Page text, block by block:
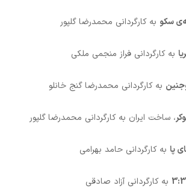
سکو به کارگردانی محمدرضا گلپور
به کارگردانی فراز منجمی ملکی
به کارگردانی محمدرضا گنج خانلو
، ساخت ایران به کارگردانی محمدرضا گلپور
پا به کارگردانی حامد بهرامی
به کارگردانی آزاد صادقی